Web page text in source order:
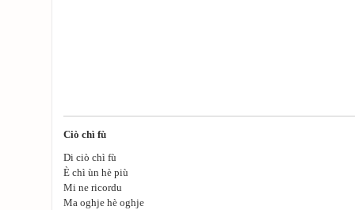
Ciò chì fù
Di ciò chì fù
È chì ùn hè più
Mi ne ricordu
Ma oghje hè oghje